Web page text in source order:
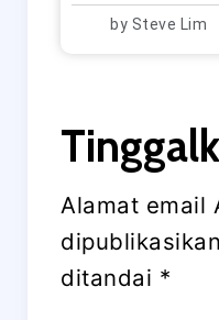
by Steve Lim
Alamat email
ditandai *